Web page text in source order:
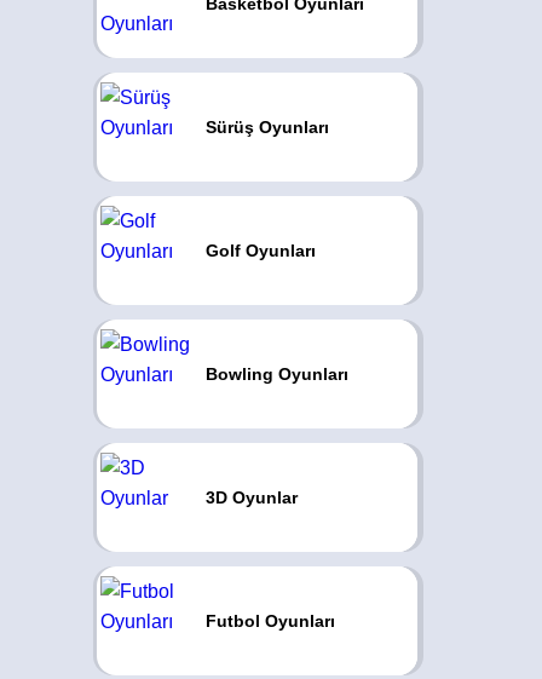
Sürüş Oyunları
Golf Oyunları
Bowling Oyunları
3D Oyunlar
Futbol Oyunları